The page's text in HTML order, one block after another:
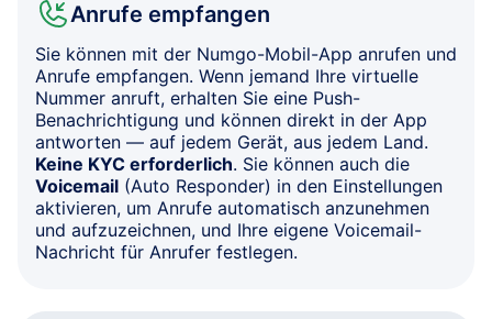
Anrufe empfangen
Sie können mit der Numgo-Mobil-App anrufen und
Anrufe empfangen. Wenn jemand Ihre virtuelle
Nummer anruft, erhalten Sie eine Push-
Benachrichtigung und können direkt in der App
antworten — auf jedem Gerät, aus jedem Land.
Keine KYC erforderlich. Sie können auch die
Voicemail (Auto Responder) in den Einstellungen
aktivieren, um Anrufe automatisch anzunehmen
und aufzuzeichnen, und Ihre eigene Voicemail-
Nachricht für Anrufer festlegen.